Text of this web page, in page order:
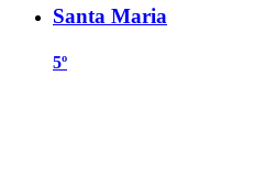
Santa Maria
5º